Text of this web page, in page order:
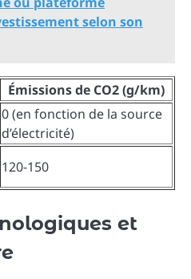
selon son
Émissions de CO2 (g/km)
0 (en fonction de la source
d’électricité)
120-150
et